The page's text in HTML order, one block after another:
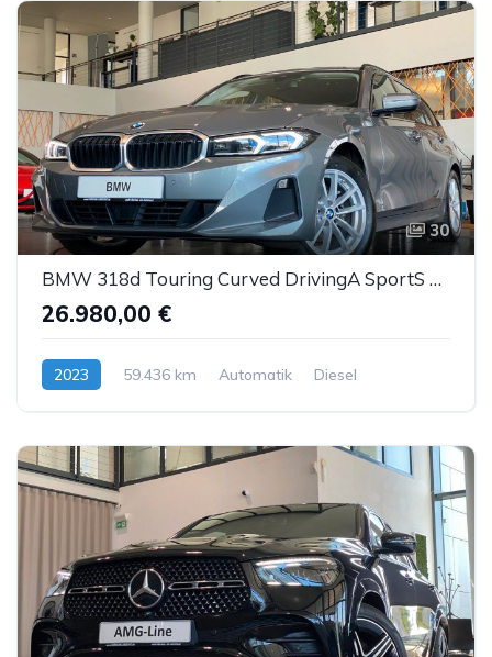
30
BMW 318d Touring Curved DrivingA SportS Kam LED ACC
26.980,00 €
2023 59.436 km Automatik Diesel